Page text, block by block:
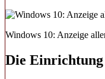
Windows 10: Anzeige
Die